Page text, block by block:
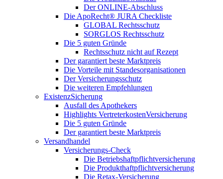
Der ONLINE-Abschluss
Die ApoRecht® JURA Checkliste
GLOBAL Rechtsschutz
SORGLOS Rechtsschutz
Die 5 guten Gründe
Rechtsschutz nicht auf Rezept
Der garantiert beste Marktpreis
Die Vorteile mit Standesorganisationen
Der Versicherungsschutz
Die weiteren Empfehlungen
ExistenzSicherung
Ausfall des Apothekers
Highlights VertreterkostenVersicherung
Die 5 guten Gründe
Der garantiert beste Marktpreis
Versandhandel
Versicherungs-Check
Die Betriebshaftpflichtversicherung
Die Produkthaftpflichtversicherung
Die Retax-Versicherung